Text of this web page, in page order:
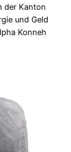
der Kanton
und Geld
Konneh